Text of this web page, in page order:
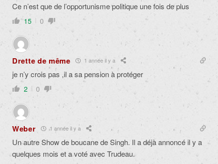
Ce n’est que de l’opportunisme politique une fois de plus
15 0
Drette de même 1 année il y a
je n’y crois pas ,il a sa pension à protéger
2 0
Weber 1 année il y a
Un autre Show de boucane de Singh. Il a déjà annoncé il y a
quelques mois et a voté avec Trudeau.